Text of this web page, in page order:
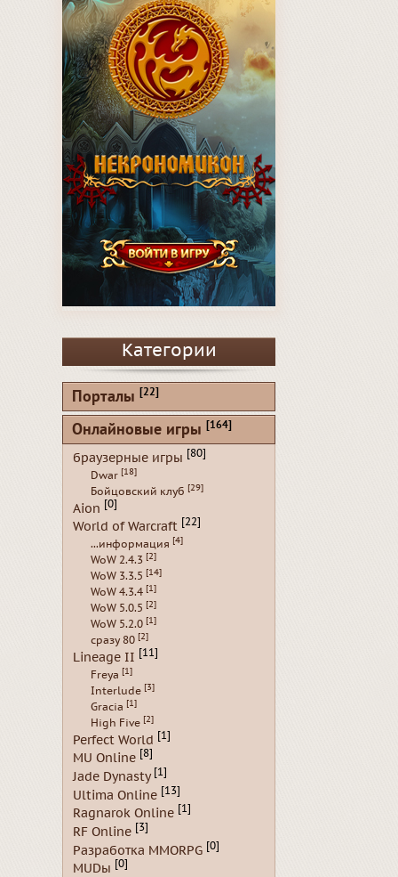
Категории
Порталы [22]
Онлайновые игры [164]
браузерные игры [80]
Dwar [18]
Бойцовский клуб [29]
Aion [0]
World of Warcraft [22]
...информация [4]
WoW 2.4.3 [2]
WoW 3.3.5 [14]
WoW 4.3.4 [1]
WoW 5.0.5 [2]
WoW 5.2.0 [1]
сразу 80 [2]
Lineage II [11]
Freya [1]
Interlude [3]
Gracia [1]
High Five [2]
Perfect World [1]
MU Online [8]
Jade Dynasty [1]
Ultima Online [13]
Ragnarok Online [1]
RF Online [3]
Разработка MMORPG [0]
MUDы [0]